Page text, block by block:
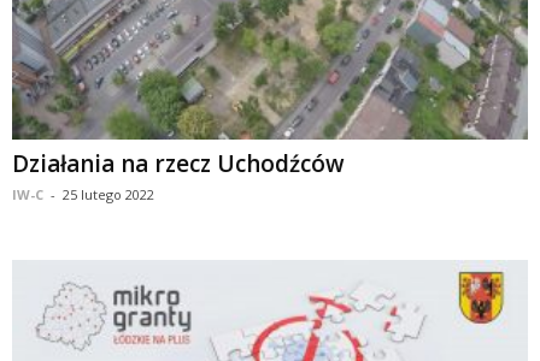
Działania na rzecz Uchodźców
IW-C - 25 lutego 2022